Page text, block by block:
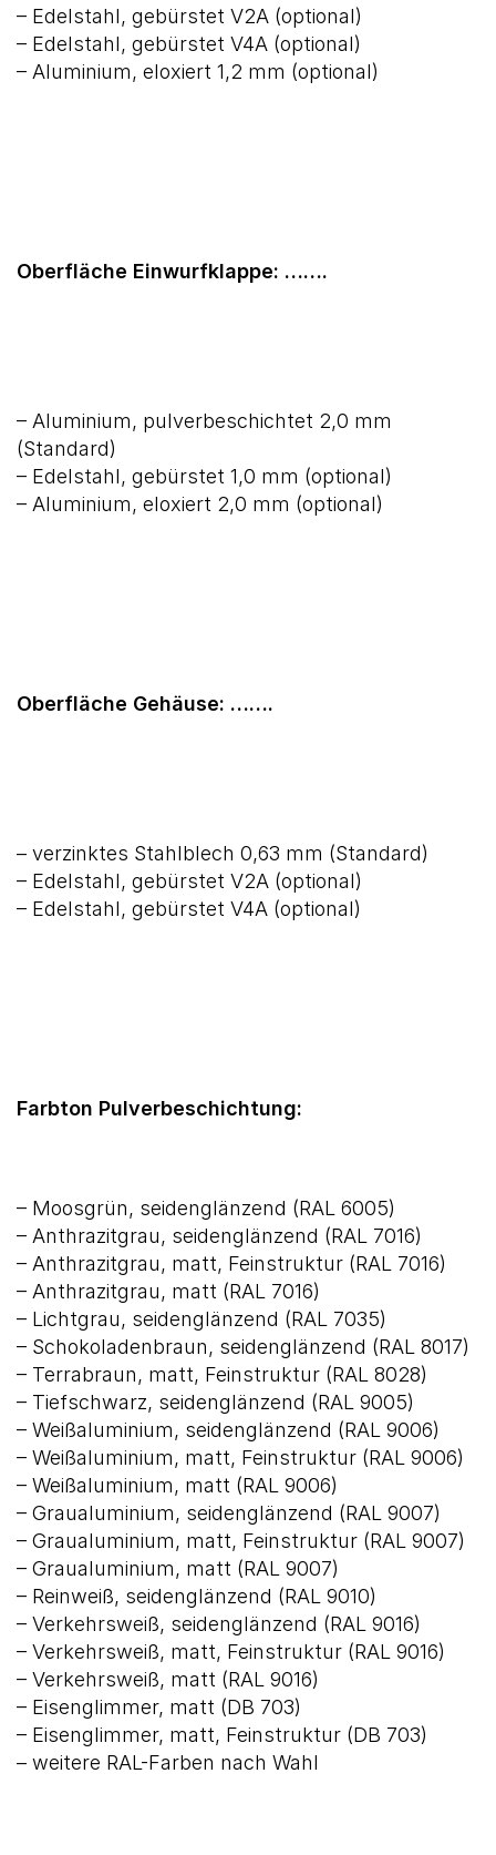
– Edelstahl, gebürstet V2A (optional)
– Edelstahl, gebürstet V4A (optional)
– Aluminium, eloxiert 1,2 mm (optional)
Oberfläche Einwurfklappe: …….
– Aluminium, pulverbeschichtet 2,0 mm
(Standard)
– Edelstahl, gebürstet 1,0 mm (optional)
– Aluminium, eloxiert 2,0 mm (optional)
Oberfläche Gehäuse: …….
– verzinktes Stahlblech 0,63 mm (Standard)
– Edelstahl, gebürstet V2A (optional)
– Edelstahl, gebürstet V4A (optional)
Farbton Pulverbeschichtung:
– Moosgrün, seidenglänzend (RAL 6005)
– Anthrazitgrau, seidenglänzend (RAL 7016)
– Anthrazitgrau, matt, Feinstruktur (RAL 7016)
– Anthrazitgrau, matt (RAL 7016)
– Lichtgrau, seidenglänzend (RAL 7035)
– Schokoladenbraun, seidenglänzend (RAL 8017)
– Terrabraun, matt, Feinstruktur (RAL 8028)
– Tiefschwarz, seidenglänzend (RAL 9005)
– Weißaluminium, seidenglänzend (RAL 9006)
– Weißaluminium, matt, Feinstruktur (RAL 9006)
– Weißaluminium, matt (RAL 9006)
– Graualuminium, seidenglänzend (RAL 9007)
– Graualuminium, matt, Feinstruktur (RAL 9007)
– Graualuminium, matt (RAL 9007)
– Reinweiß, seidenglänzend (RAL 9010)
– Verkehrsweiß, seidenglänzend (RAL 9016)
– Verkehrsweiß, matt, Feinstruktur (RAL 9016)
– Verkehrsweiß, matt (RAL 9016)
– Eisenglimmer, matt (DB 703)
– Eisenglimmer, matt, Feinstruktur (DB 703)
– weitere RAL-Farben nach Wahl